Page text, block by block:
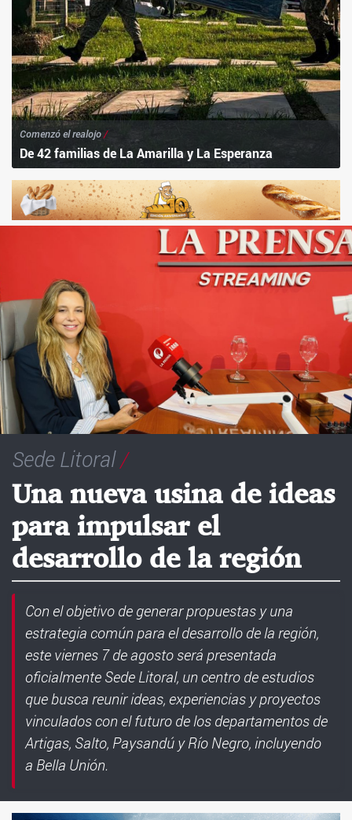
Comenzó el realojo/
De 42 familias de La Amarilla y La Esperanza
Sede Litoral/
Una nueva usina de ideas
para impulsar el
desarrollo de la región
Con el objetivo de generar propuestas y una
estrategia común para el desarrollo de la región,
este viernes 7 de agosto será presentada
oficialmente Sede Litoral, un centro de estudios
que busca reunir ideas, experiencias y proyectos
vinculados con el futuro de los departamentos de
Artigas, Salto, Paysandú y Río Negro, incluyendo
a Bella Unión.